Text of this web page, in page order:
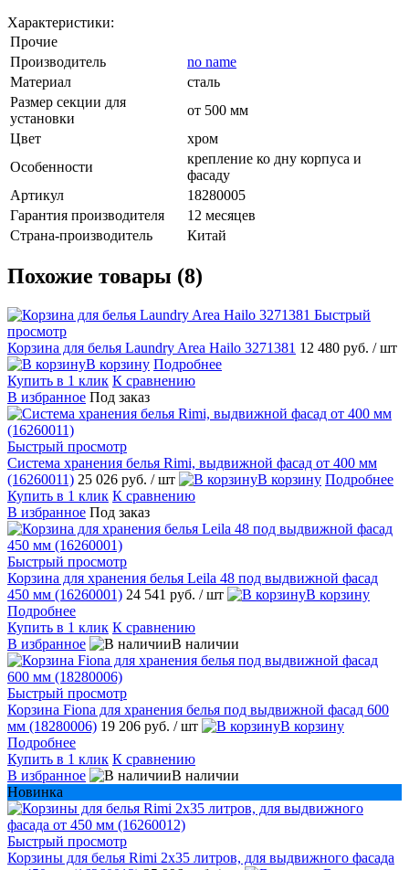
Характеристики:
Прочие
Производитель
no name
Материал
сталь
Размер секции для
установки
от 500 мм
Цвет
хром
Особенности
крепление ко дну корпуса и
фасаду
Артикул
18280005
Гарантия производителя
12 месяцев
Страна-производитель
Китай
Похожие товары (8)
Быстрый
просмотр
Корзина для белья Laundry Area Hailo 3271381 12 480 руб. / шт
В корзину Подробнее
Купить в 1 клик К сравнению
В избранное Под заказ
Быстрый просмотр
Система хранения белья Rimi, выдвижной фасад от 400 мм
(16260011) 25 026 руб. / шт В корзину Подробнее
Купить в 1 клик К сравнению
В избранное Под заказ
Быстрый просмотр
Корзина для хранения белья Leila 48 под выдвижной фасад
450 мм (16260001) 24 541 руб. / шт
В корзину
Подробнее
Купить в 1 клик К сравнению
В избранное
В наличии
Быстрый просмотр
Корзина Fiona для хранения белья под выдвижной фасад 600
мм (18280006) 19 206 руб. / шт
В корзину
Подробнее
Купить в 1 клик К сравнению
В избранное
В наличии
Новинка
Быстрый просмотр
Корзины для белья Rimi 2х35 литров, для выдвижного фасада